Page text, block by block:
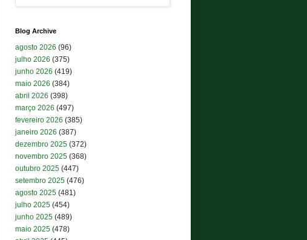
Blog Archive
agosto 2026 (96)
julho 2026 (375)
junho 2026 (419)
maio 2026 (384)
abril 2026 (398)
março 2026 (497)
fevereiro 2026 (385)
janeiro 2026 (387)
dezembro 2025 (372)
novembro 2025 (368)
outubro 2025 (447)
setembro 2025 (476)
agosto 2025 (481)
julho 2025 (454)
junho 2025 (489)
maio 2025 (478)